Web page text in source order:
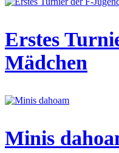
Erstes
Mädchen
Minis